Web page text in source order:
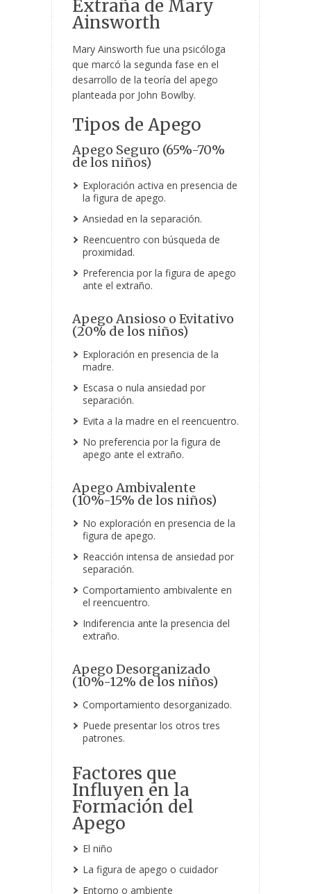
Extraña de Mary
Ainsworth
Mary Ainsworth fue una psicóloga
que marcó la segunda fase en el
desarrollo de la teoría del apego
planteada por John Bowlby.
Tipos de Apego
Apego Seguro (65%-70%
de los niños)
Exploración activa en presencia de
la figura de apego.
Ansiedad en la separación.
Reencuentro con búsqueda de
proximidad.
Preferencia por la figura de apego
ante el extraño.
Apego Ansioso o Evitativo
(20% de los niños)
Exploración en presencia de la
madre.
Escasa o nula ansiedad por
separación.
Evita a la madre en el reencuentro.
No preferencia por la figura de
apego ante el extraño.
Apego Ambivalente
(10%-15% de los niños)
No exploración en presencia de la
figura de apego.
Reacción intensa de ansiedad por
separación.
Comportamiento ambivalente en
el reencuentro.
Indiferencia ante la presencia del
extraño.
Apego Desorganizado
(10%-12% de los niños)
Comportamiento desorganizado.
Puede presentar los otros tres
patrones.
Factores que
Influyen en la
Formación del
Apego
El niño
La figura de apego o cuidador
Entorno o ambiente